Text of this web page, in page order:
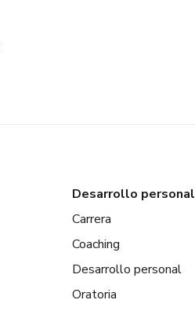
Desarrollo personal
Carrera
Coaching
Desarrollo personal
Oratoria